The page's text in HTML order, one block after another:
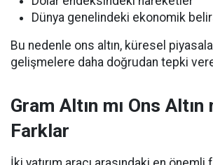
Dünya genelindeki ekonomik
Bu nedenle ons altın, küresel
gelişmelere daha doğrudan tepki
Gram Altın mı Ons Altın
Farklar